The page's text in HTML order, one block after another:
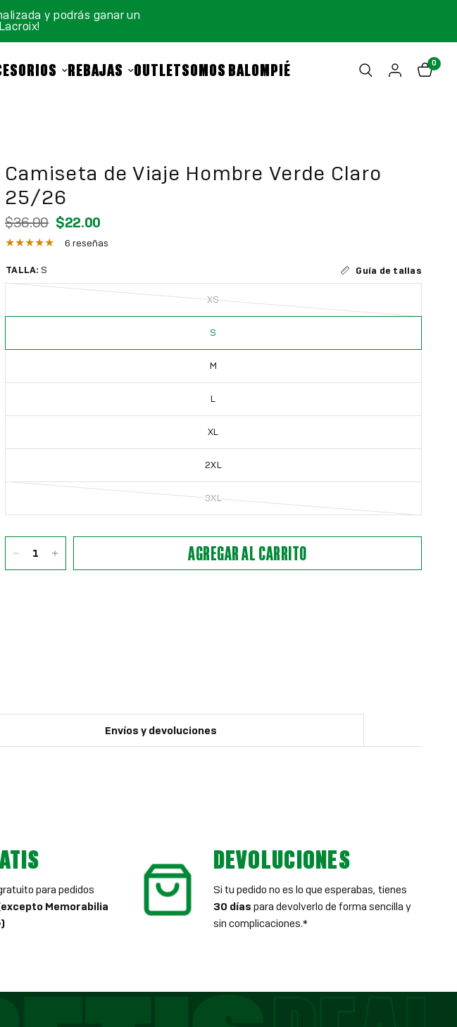
y podrás ganar un
REBAJAS OUTLETSOMOS BALOMPIÉ 0
Camiseta de Viaje Hombre Verde Claro
25/26
$36.00 $22.00
6 reseñas
TALLA: S Guía de tallas
XS
S
M
L
XL
2XL
3XL
AGREGAR AL CARRITO
Envíos y devoluciones
para pedidos
Memorabilia
)
DEVOLUCIONES
Si tu pedido no es lo que esperabas, tienes
30 días para devolverlo de forma sencilla y
sin complicaciones.*